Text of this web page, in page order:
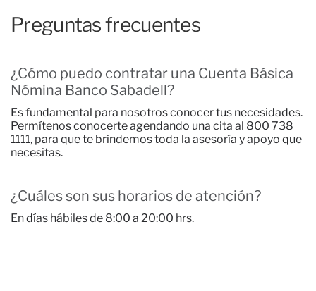
Preguntas frecuentes
¿Cómo puedo contratar una Cuenta Básica
Nómina Banco Sabadell?
Es fundamental para nosotros conocer tus necesidades.
Permítenos conocerte agendando una cita al 800 738
1111, para que te brindemos toda la asesoría y apoyo que
necesitas.
¿Cuáles son sus horarios de atención?
En días hábiles de 8:00 a 20:00 hrs.